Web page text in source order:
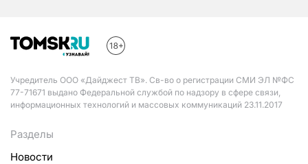
Учредитель ООО «Дайджест ТВ». Св-во о регистрации СМИ ЭЛ №ФС
77-71671 выдано Федеральной службой по надзору в сфере связи,
информационных технологий и массовых коммуникаций 23.11.2017
Разделы
Новости